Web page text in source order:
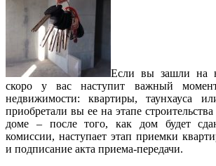
Если вы зашли на
скоро у вас наступит важный
недвижимости: квартиры, таунхауса
приобретали вы ее на этапе
доме – после того, как дом будет сдан
комиссии, наступает этап приемки
и подписание акта приема-передачи.